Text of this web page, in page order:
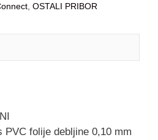
, OSTALI PRIBOR
PVC folije debljine 0,10 mm